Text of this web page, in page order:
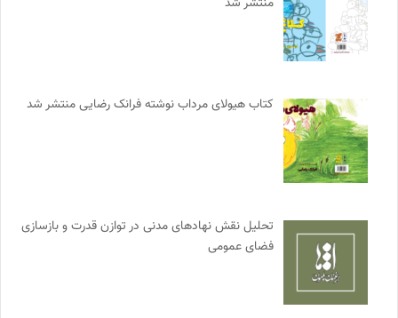
کتاب هیولای مرداب نوشته فرانک رضایی منتشر شد
تحلیل نقش نهادهای مدنی در توازن قدرت و بازسازی
فضای عمومی